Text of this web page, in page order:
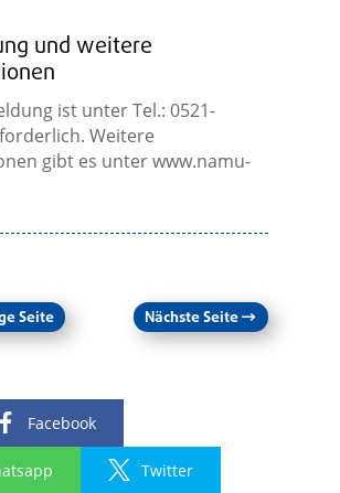
und weitere
ist unter Tel.: 0521-
Weitere
gibt es unter www.namu-
Seite Nächste Seite→
Facebook
Twitter